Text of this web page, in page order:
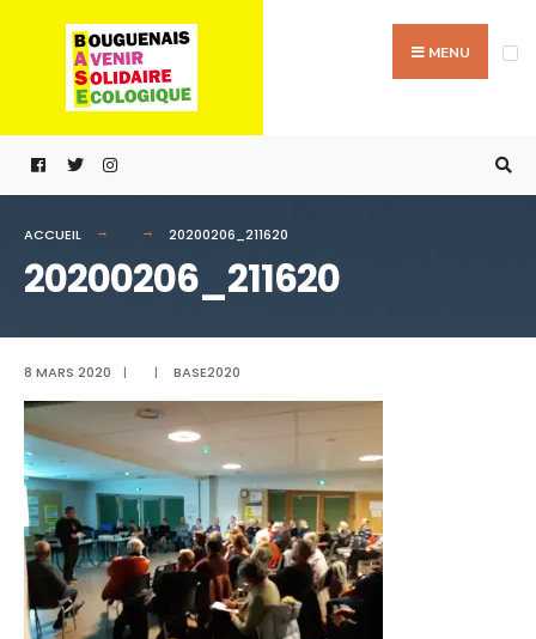
contenu
MENU
ACCUEIL 20200206_211620
20200206_211620
8 MARS 2020 | | BASE2020
for: